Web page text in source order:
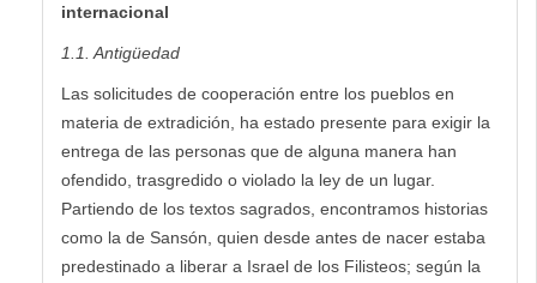
internacional
1.1. Antigüedad
Las solicitudes de cooperación entre los pueblos en
materia de extradición, ha estado presente para exigir la
entrega de las personas que de alguna manera han
ofendido, trasgredido o violado la ley de un lugar.
Partiendo de los textos sagrados, encontramos historias
como la de Sansón, quien desde antes de nacer estaba
predestinado a liberar a Israel de los Filisteos; según la